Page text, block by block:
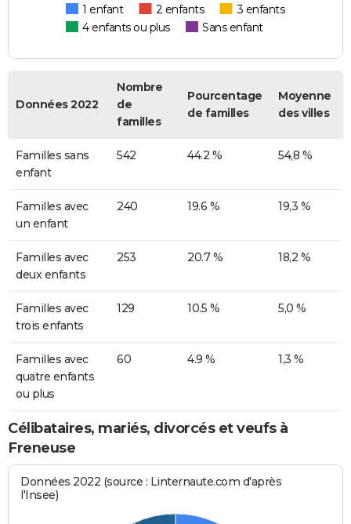
1 enfant 2 enfants
3 enfants
4 enfants ou plus
Sans enfant
Données 2022
Nombre
de
familles
Pourcentage
de familles
Moyenne
des villes
Familles sans
enfant
542 44.2 % 54,8 %
Familles avec
un enfant
240 19.6 % 19,3 %
Familles avec
deux enfants
253 20.7 % 18,2 %
Familles avec
trois enfants
129 10.5 % 5,0 %
Familles avec
quatre enfants
ou plus
60 4.9 % 1,3 %
Célibataires, mariés, divorcés et veufs à
Freneuse
Données 2022 (source : Linternaute.com d'après
l'Insee)